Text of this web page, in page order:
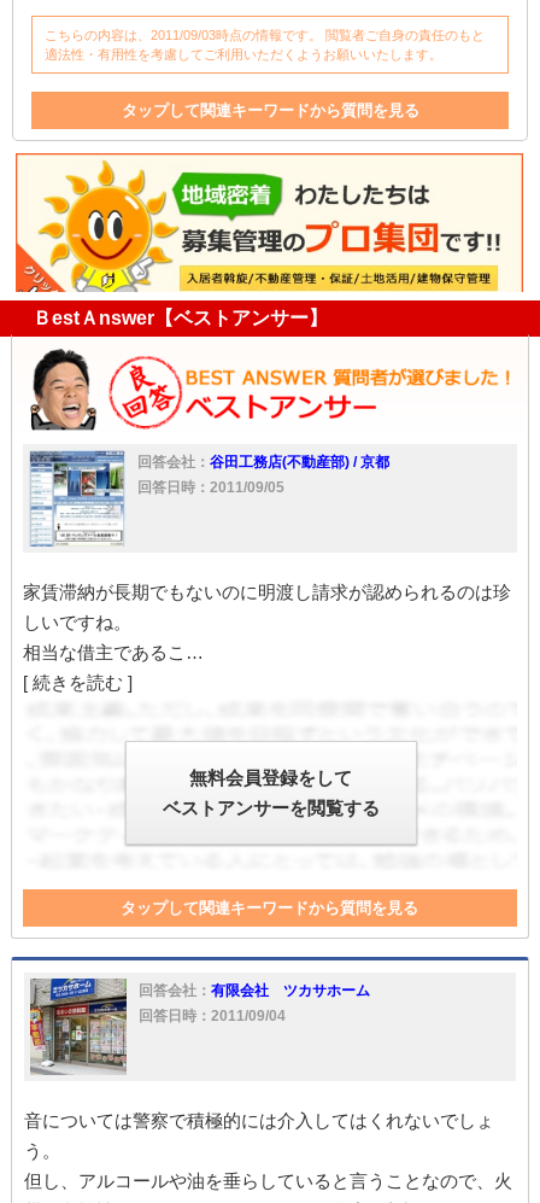
こちらの内容は、2011/09/03時点の情報です。 閲覧者ご自身の責任のもと
適法性・有用性を考慮してご利用いただくようお願いいたします。
タップして関連キーワードから質問を見る
建物 退去 大家 入居者 家 入居
迷惑
強制退去
階下
ＢestＡnswer【ベストアンサー】
回答会社： 谷田工務店(不動産部) / 京都
回答日時：2011/09/05
家賃滞納が長期でもないのに明渡し請求が認められるのは珍
しいですね。
相当な借主であるこ…
[ 続きを読む ]
無料会員登録をして
ベストアンサーを閲覧する
タップして関連キーワードから質問を見る
滞納 退去 強制執行 家賃滞納 家 家賃
貸主
回答会社： 有限会社 ツカサホーム
回答日時：2011/09/04
音については警察で積極的には介入してはくれないでしょ
う。
但し、アルコールや油を垂らしていると言うことなので、火